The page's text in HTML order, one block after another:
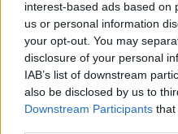
interest-based ads based on
us or personal information
your opt-out. You may
disclosure of your personal
IAB’s list of downstream
also be disclosed by us to
Downstream Participants that